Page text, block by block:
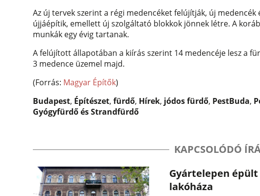
Az új tervek szerint a régi medencéket felújítják, új
újjáépítik, emellett új szolgáltató blokkok jönnek létre. A
munkák egy évig tartanak.
A felújított állapotában a kiírás szerint 14 medencéje lesz a
3 medence üzemel majd.
(Forrás: Magyar Építők)
Budapest, Építészet,fürdő, Hírek, jódos fürdő, PestBuda,
Gyógyfürdő és Strandfürdő
KAPCSOLÓDÓ
Gyártelepen
lakóháza